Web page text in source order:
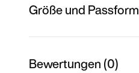
Größe und Passform
Bewertungen (0)